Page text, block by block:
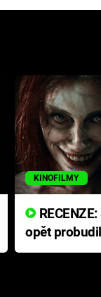
KINOFILMY
opět
přichází s